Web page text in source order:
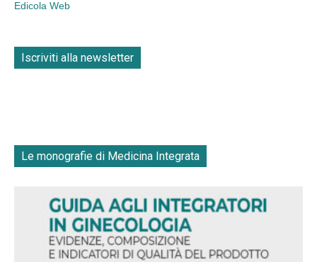
Edicola Web
Iscriviti alla newsletter
Le monografie di Medicina Integrata